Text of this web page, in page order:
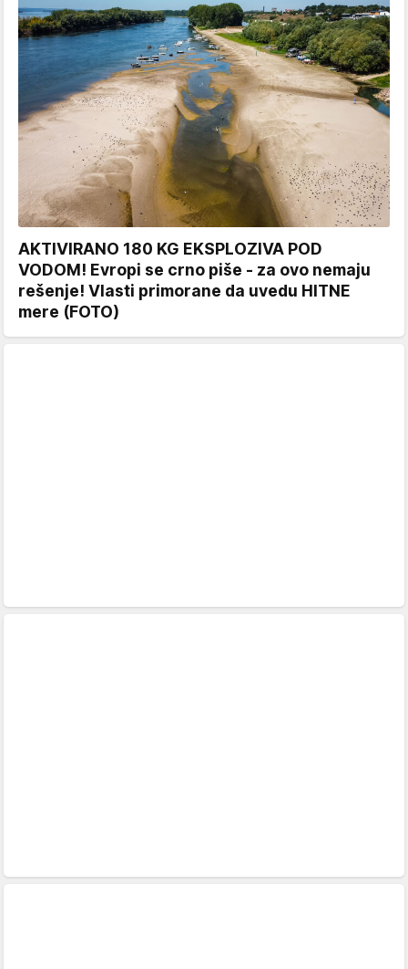
AKTIVIRANO 180 KG EKSPLOZIVA POD
VODOM! Evropi se crno piše - za ovo nemaju
rešenje! Vlasti primorane da uvedu HITNE
mere (FOTO)